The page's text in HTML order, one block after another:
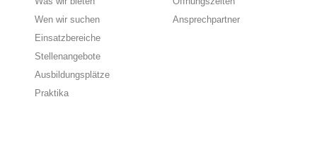
Wen wir suchen
Einsatzbereiche
Stellenangebote
Ausbildungsplätze
Praktika
Ansprechpartner